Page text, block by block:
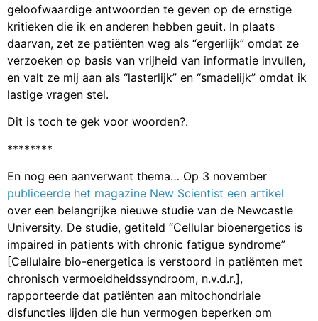
geloofwaardige antwoorden te geven op de ernstige
kritieken die ik en anderen hebben geuit. In plaats
daarvan, zet ze patiënten weg als “ergerlijk” omdat ze
verzoeken op basis van vrijheid van informatie invullen,
en valt ze mij aan als “lasterlijk” en “smadelijk” omdat ik
lastige vragen stel.
Dit is toch te gek voor woorden?.
********
En nog een aanverwant thema… Op 3 november
publiceerde het magazine New Scientist een artikel
over een belangrijke nieuwe studie van de Newcastle
University. De studie, getiteld “Cellular bioenergetics is
impaired in patients with chronic fatigue syndrome”
[Cellulaire bio-energetica is verstoord in patiënten met
chronisch vermoeidheidssyndroom, n.v.d.r.],
rapporteerde dat patiënten aan mitochondriale
disfuncties lijden die hun vermogen beperken om